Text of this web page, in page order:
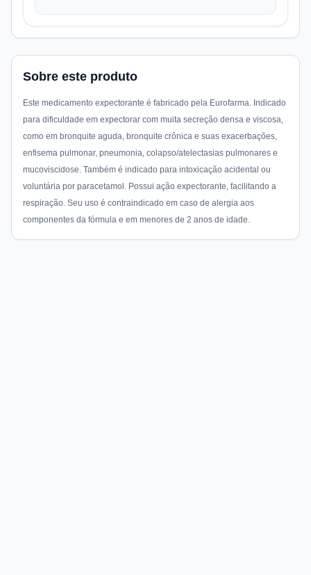
Sobre este produto
Este medicamento expectorante é fabricado pela Eurofarma. Indicado
para dificuldade em expectorar com muita secreção densa e viscosa,
como em bronquite aguda, bronquite crônica e suas exacerbações,
enfisema pulmonar, pneumonia, colapso/atelectasias pulmonares e
mucoviscidose. Também é indicado para intoxicação acidental ou
voluntária por paracetamol. Possui ação expectorante, facilitando a
respiração. Seu uso é contraindicado em caso de alergia aos
componentes da fórmula e em menores de 2 anos de idade.